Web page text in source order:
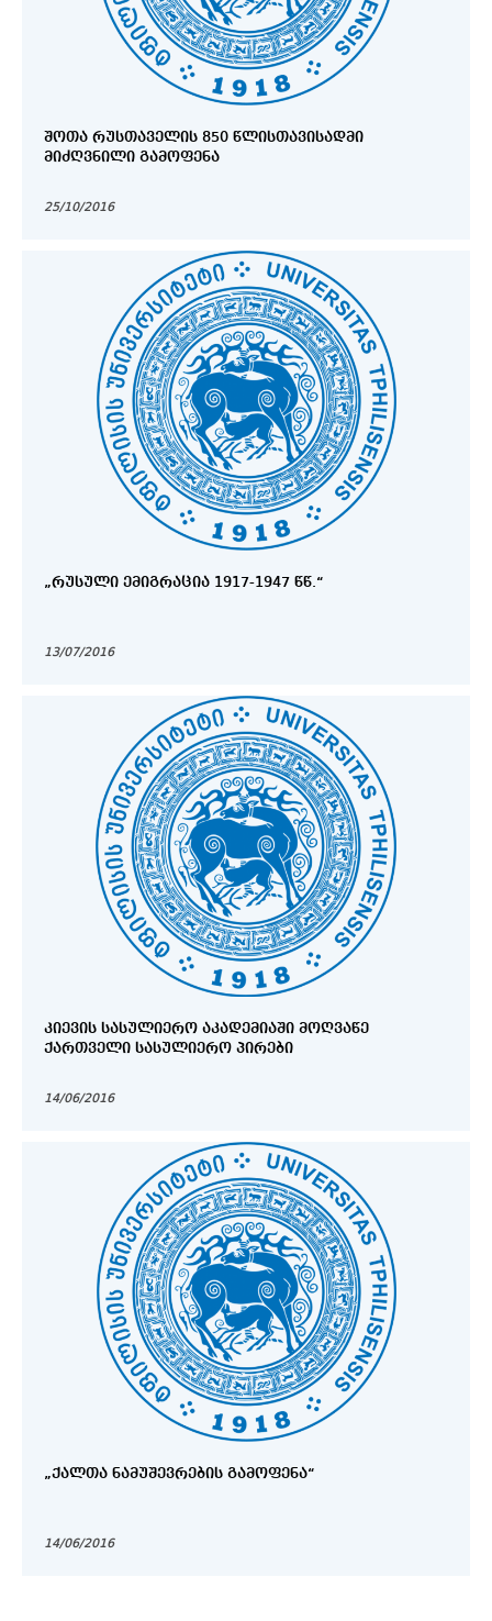
ᲨᲝᲗᲐ ᲠᲣᲡᲗᲐᲕᲔᲚᲘᲡ 850 ᲬᲚᲘᲡᲗᲐᲕᲘᲡᲐᲓᲛᲘ
ᲛᲘᲫᲦᲕᲜᲘᲚᲘ ᲒᲐᲛᲝᲤᲔᲜᲐ
25/10/2016
„ᲠᲣᲡᲣᲚᲘ ᲔᲛᲘᲒᲠᲐᲪᲘᲐ 1917-1947 ᲬᲬ.“
13/07/2016
ᲙᲘᲔᲕᲘᲡ ᲡᲐᲡᲣᲚᲘᲔᲠᲝ ᲐᲙᲐᲓᲔᲛᲘᲐᲨᲘ ᲛᲝᲦᲕᲐᲬᲔ
ᲥᲐᲠᲗᲕᲔᲚᲘ ᲡᲐᲡᲣᲚᲘᲔᲠᲝ ᲞᲘᲠᲔᲑᲘ
14/06/2016
„ᲥᲐᲚᲗᲐ ᲜᲐᲛᲣᲨᲔᲕᲠᲔᲑᲘᲡ ᲒᲐᲛᲝᲤᲔᲜᲐ“
14/06/2016